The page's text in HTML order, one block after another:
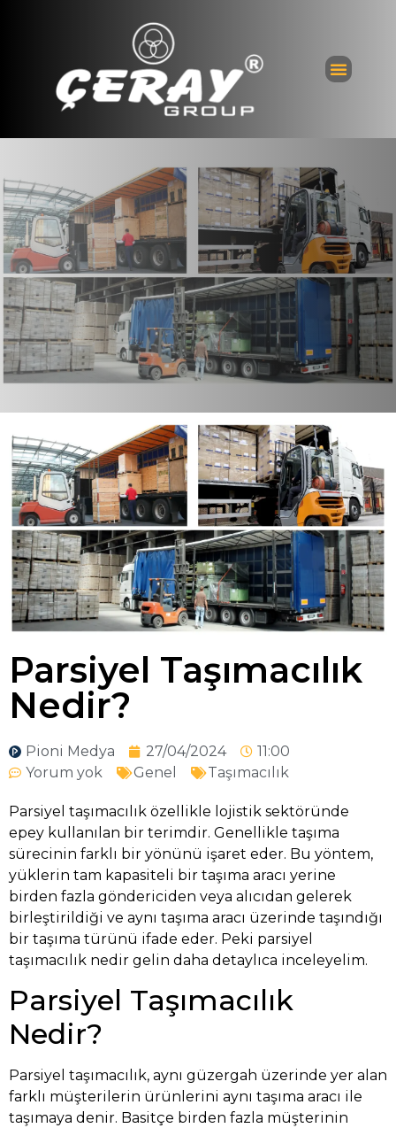
Parsiyel Taşımacılık
Nedir?
Pioni Medya 27/04/2024
11:00
Yorum yok
Genel Taşımacılık
Parsiyel taşımacılık özellikle lojistik sektöründe
epey kullanılan bir terimdir. Genellikle taşıma
sürecinin farklı bir yönünü işaret eder. Bu yöntem,
yüklerin tam kapasiteli bir taşıma aracı yerine
birden fazla göndericiden veya alıcıdan gelerek
birleştirildiği ve aynı taşıma aracı üzerinde taşındığı
bir taşıma türünü ifade eder. Peki parsiyel
taşımacılık nedir gelin daha detaylıca inceleyelim.
Parsiyel Taşımacılık
Nedir?
Parsiyel taşımacılık, aynı güzergah üzerinde yer alan
farklı müşterilerin ürünlerini aynı taşıma aracı ile
taşımaya denir. Basitçe birden fazla müşterinin